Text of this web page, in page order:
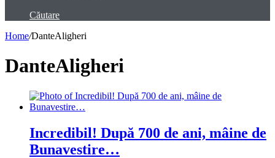
Căutare
Home/DanteAligheri
DanteAligheri
Incredibil! După 700 de ani, mâine de
Bunavestire…